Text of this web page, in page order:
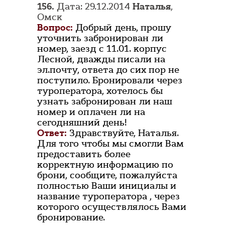
156. Дата: 29.12.2014 Наталья,
Омск
Вопрос: Добрый день, прошу
уточнить забронирован ли
номер, заезд с 11.01. корпус
Лесной, дважды писали на
эл.почту, ответа до сих пор не
поступило. Бронировали через
туроператора, хотелось бы
узнать забронирован ли наш
номер и оплачен ли на
сегодняшний день!
Ответ: Здравствуйте, Наталья.
Для того чтобы мы смогли Вам
предоставить более
корректную информацию по
брони, сообщите, пожалуйста
полностью Ваши инициалы и
название туроператора , через
которого осуществлялось Вами
бронирование.